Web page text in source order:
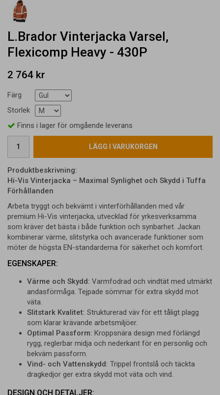
L.Brador Vinterjacka Varsel,
Flexicomp Heavy - 430P
2 764 kr
Färg
Storlek
Finns i lager för omgående leverans
LÄGG I VARUKORGEN
Produktbeskrivning:
Hi-Vis Vinterjacka – Maximal Synlighet och Skydd i Tuffa
Förhållanden
Arbeta tryggt och bekvämt i vinterförhållanden med vår
premium Hi-Vis vinterjacka, utvecklad för yrkesverksamma
som kräver det bästa i både funktion och synbarhet. Jackan
kombinerar värme, slitstyrka och avancerade funktioner som
möter de högsta EN-standarderna för säkerhet och komfort.
EGENSKAPER:
Värme och Skydd: Varmfodrad och vindtät med utmärkt
andasförmåga. Tejpade sömmar för extra skydd mot
väta.
Slitstark Kvalitet: Strukturerad väv för ett tåligt plagg
som klarar krävande arbetsmiljöer.
Optimal Passform: Kroppsnära design med förlängd
rygg, reglerbar midja och nederkant för en personlig och
bekväm passform.
Vind- och Vattenskydd: Trippel frontslå och täckta
dragkedjor ger extra skydd mot väta och vind.
DESIGN OCH DETALJER: